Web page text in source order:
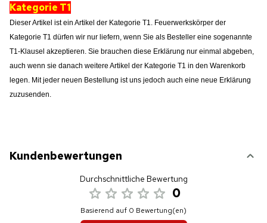
Kategorie T1
Dieser Artikel ist ein Artikel der Kategorie T1. Feuerwerkskörper der
Kategorie T1 dürfen wir nur liefern, wenn Sie als Besteller eine sogenannte
T1-Klausel akzeptieren. Sie brauchen diese Erklärung nur einmal abgeben,
auch wenn sie danach weitere Artikel der Kategorie T1 in den Warenkorb
legen. Mit jeder neuen Bestellung ist uns jedoch auch eine neue Erklärung
zuzusenden.
Kundenbewertungen
Durchschnittliche Bewertung
0
Basierend auf 0 Bewertung(en)